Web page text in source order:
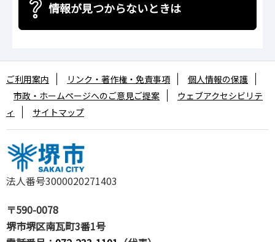
情報が見つからないときは
法人番号3000020271403
〒590-0078
堺市堺区南瓦町3番1号
ご利用案内 リンク・著作権・免責事項
個人情報の保護
市政・ホームページへのご意見ご提案
ウェブアクセシビリテ
ィ
サイトマップ